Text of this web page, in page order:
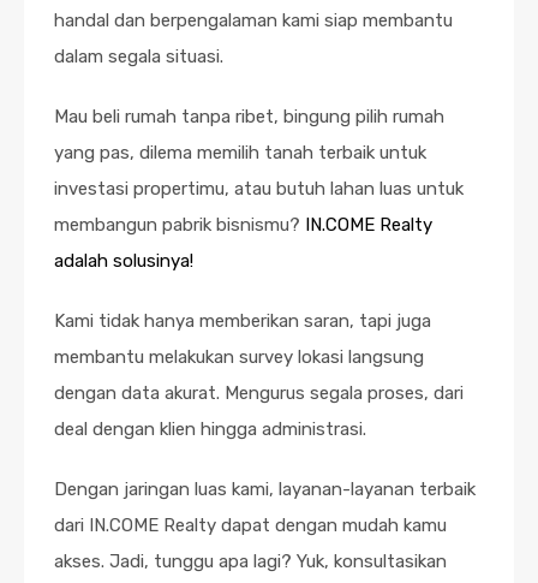
handal dan berpengalaman kami siap membantu
dalam segala situasi.
Mau beli rumah tanpa ribet, bingung pilih rumah
yang pas, dilema memilih tanah terbaik untuk
investasi propertimu, atau butuh lahan luas untuk
membangun pabrik bisnismu? IN.COME Realty
adalah solusinya!
Kami tidak hanya memberikan saran, tapi juga
membantu melakukan survey lokasi langsung
dengan data akurat. Mengurus segala proses, dari
deal dengan klien hingga administrasi.
Dengan jaringan luas kami, layanan-layanan terbaik
dari IN.COME Realty dapat dengan mudah kamu
akses. Jadi, tunggu apa lagi? Yuk, konsultasikan